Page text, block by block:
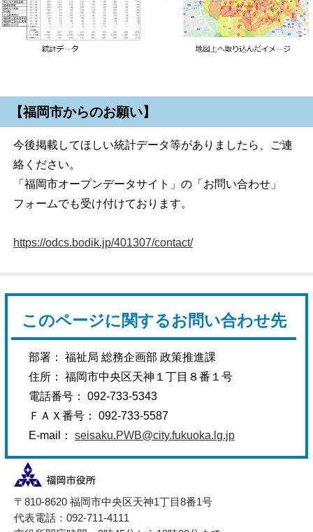
【福岡市からのお願い】
今後掲載してほしい統計データ等がありましたら、ご連
絡ください。
「福岡市オープンデータサイト」の「お問い合わせ」
フォームでも受け付けております。
https://odcs.bodik.jp/401307/contact/
このページに関するお問い合わせ先
部署： 福祉局 総務企画部 政策推進課
住所： 福岡市中央区天神１丁目８番１号
電話番号： 092-733-5343
ＦＡＸ番号： 092-733-5587
E-mail：seisaku.PWB@city.fukuoka.lg.jp
〒810-8620 福岡市中央区天神1丁目8番1号
代表電話：092-711-4111